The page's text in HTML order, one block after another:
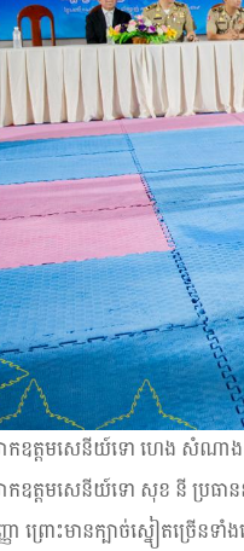
ឧត្ដមសេនីយ៍ទោ ហេង សំណាង អនុ
ឧត្ដមសេនីយ៍ទោ សុខ នី ប្រធានន
ា ព្រោះមានក្បាច់ស្នៀតច្រើនទ